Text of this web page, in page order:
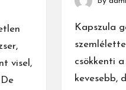
visel,
Posted
by
Kapszula
csökkenti
kevesebb,